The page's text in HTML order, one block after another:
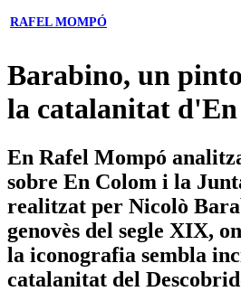
RAFEL MOMPÓ
Barabino, un
la catalanitat
En Rafel Mompó
sobre En Colom i la
realitzat per Nicolò
genovès del segle XIX,
la iconografia sembla
catalanitat del